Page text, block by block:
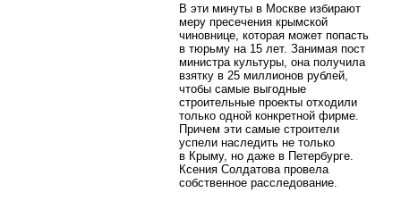
В эти минуты в Москве избирают
меру пресечения крымской
чиновнице, которая может попасть
в тюрьму на 15 лет. Занимая пост
министра культуры, она получила
взятку в 25 миллионов рублей,
чтобы самые выгодные
строительные проекты отходили
только одной конкретной фирме.
Причем эти самые строители
успели наследить не только
в Крыму, но даже в Петербурге.
Ксения Солдатова провела
собственное расследование.